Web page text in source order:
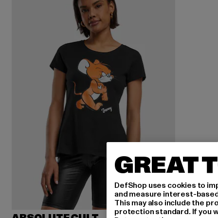
GREAT
DefShop uses cookies to
and measure interest-
This may also include the
protection standard. If you